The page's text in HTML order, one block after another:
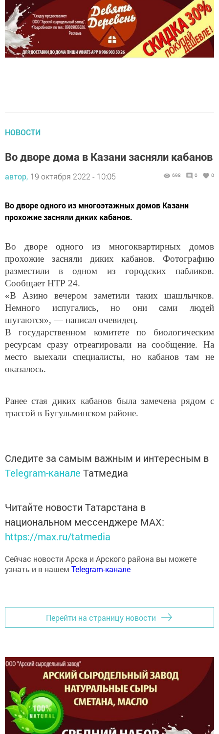
НОВОСТИ
Во дворе дома в Казани засняли кабанов
автор, 19 октября 2022 - 10:05 698 0 0
Во дворе одного из многоэтажных домов Казани
прохожие засняли диких кабанов.
Во дворе одного из многоквартирных домов
прохожие засняли диких кабанов. Фотографию
разместили в одном из городских пабликов.
Сообщает НТР 24.
«В Азино вечером заметили таких шашлычков.
Немного испугались, но они сами людей
шугаются», — написал очевидец.
В государственном комитете по биологическим
ресурсам сразу отреагировали на сообщение. На
место выехали специалисты, но кабанов там не
оказалось.
Ранее стая диких кабанов была замечена рядом с
трассой в Бугульминском районе.
Следите за самым важным и интересным в
Telegram-канале Татмедиа
Читайте новости Татарстана в
национальном мессенджере MАХ:
https://max.ru/tatmedia
Сейчас новости Арска и Арского района вы можете
узнать и в нашем Telegram-канале
Перейти на страницу новости